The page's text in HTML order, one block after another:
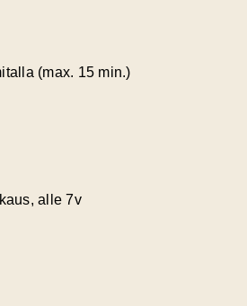
(max. 15 min.)
alle 7v